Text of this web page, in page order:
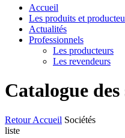
Accueil
Les produits et
Actualités
Professionnels
Les producteurs
Les revendeurs
Catalogue des
RetourAccueil Sociétés
liste